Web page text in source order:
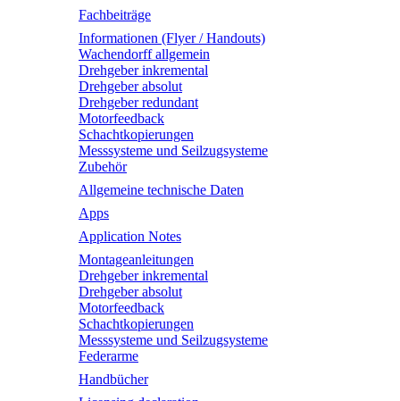
Fachbeiträge
Informationen (Flyer / Handouts)
Wachendorff allgemein
Drehgeber inkremental
Drehgeber absolut
Drehgeber redundant
Motorfeedback
Schachtkopierungen
Messsysteme und Seilzugsysteme
Zubehör
Allgemeine technische Daten
Apps
Application Notes
Montageanleitungen
Drehgeber inkremental
Drehgeber absolut
Motorfeedback
Schachtkopierungen
Messsysteme und Seilzugsysteme
Federarme
Handbücher